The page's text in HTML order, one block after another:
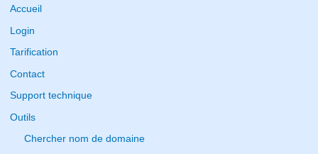
r
c
r
:
Accueil
Login
Tarification
Contact
Support technique
Outils
Chercher nom de domaine